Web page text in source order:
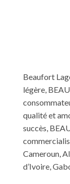
Beaufort
légère,
qualité et
succès,
Cameroun,
d’Ivoire,